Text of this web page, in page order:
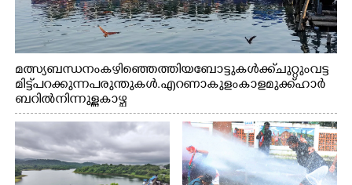
മത്സ്യബന്ധനം കഴിഞ്ഞെത്തിയ ബോട്ടുകൾക്ക് ചുറ്റും വട്ട
മിട്ട് പറക്കുന്ന പരുന്തുകൾ. എറണാകുളം കാളമുക്ക് ഹാർ
ബറിൽ നിന്നുള്ള കാഴ്ച